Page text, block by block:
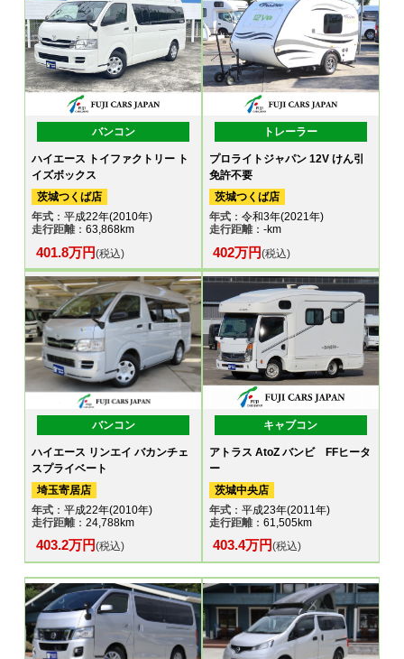
バンコン
ハイエース トイファクトリー ト
イズボックス
茨城つくば店
年式 ：平成22年(2010年)
走行距離：63,868km
401.8万円(税込)
トレーラー
プロライトジャパン 12V けん引
免許不要
茨城つくば店
年式：令和3年(2021年)
走行距離：-km
402万円(税込)
バンコン
ハイエース リンエイ バカンチェ
スプライベート
埼玉寄居店
年式 ：平成22年(2010年)
走行距離：24,788km
403.2万円(税込)
キャブコン
アトラス AtoZ バンビ FFヒータ
ー
茨城中央店
年式：平成23年(2011年)
走行距離：61,505km
403.4万円(税込)